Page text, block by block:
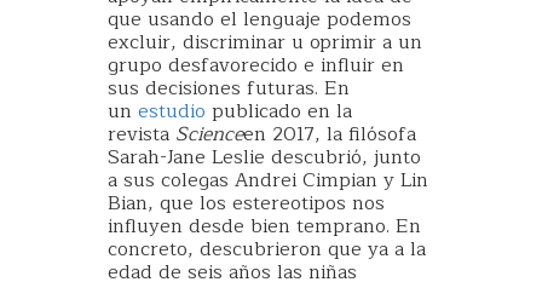
que usando el lenguaje podemos
excluir, discriminar u oprimir a un
grupo desfavorecido e influir en
sus decisiones futuras. En
un estudio publicado en la
revista Scienceen 2017, la filósofa
Sarah-Jane Leslie descubrió, junto
a sus colegas Andrei Cimpian y Lin
Bian, que los estereotipos nos
influyen desde bien temprano. En
concreto, descubrieron que ya a la
edad de seis años las niñas